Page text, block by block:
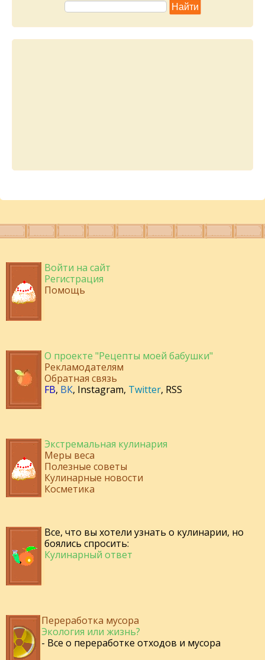
Войти на сайт
Регистрация
Помощь
О проекте "Рецепты моей бабушки"
Рекламодателям
Обратная связь
FB, ВК, Instagram, Twitter, RSS
Экстремальная кулинария
Меры веса
Полезные советы
Кулинарные новости
Косметика
Все, что вы хотели узнать о кулинарии, но
боялись спросить:
Кулинарный ответ
Переработка мусора
Экология или жизнь?
- Все о переработке отходов и мусора